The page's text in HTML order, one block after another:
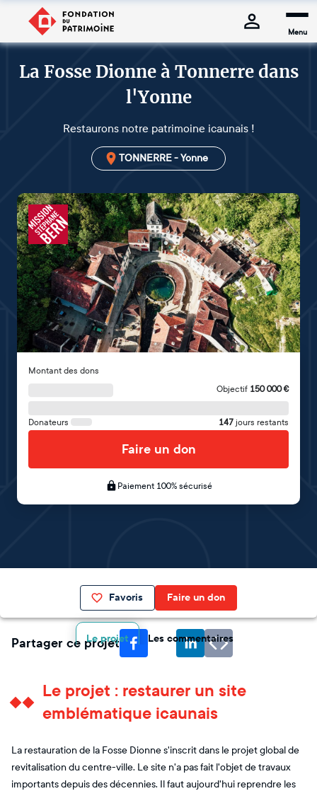
Menu
La Fosse Dionne à Tonnerre dans
l'Yonne
Restaurons notre patrimoine icaunais !
TONNERRE - Yonne
Montant des dons
Objectif 150 000€
Donateurs 147 jours restants
Faire un don
Paiement 100% sécurisé
Favoris Faire un don
Le projet Les commentaires
Partager ce projet
Le projet : restaurer un site
emblématique icaunais
La restauration de la Fosse Dionne s'inscrit dans le projet global de
revitalisation du centre-ville. Le site n'a pas fait l'objet de travaux
importants depuis des décennies. Il faut aujourd'hui reprendre les